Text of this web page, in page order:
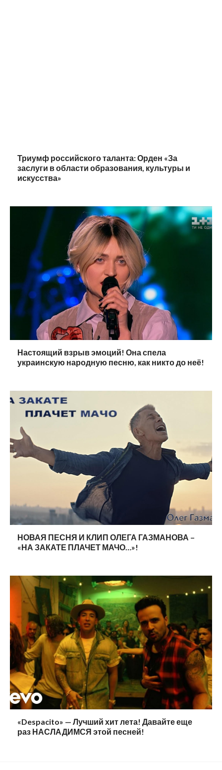
Триумф российского таланта: Орден «За
заслуги в области образования, культуры и
искусства»
Настоящий взрыв эмоций! Она спела
украинскую народную песню, как никто до неё!
НОВАЯ ПЕСНЯ И КЛИП ОЛЕГА ГАЗМАНОВА –
«НА ЗАКАТЕ ПЛАЧЕТ МАЧО…»!
«Despacito» — Лучший хит лета! Давайте еще
раз НАСЛАДИМСЯ этой песней!